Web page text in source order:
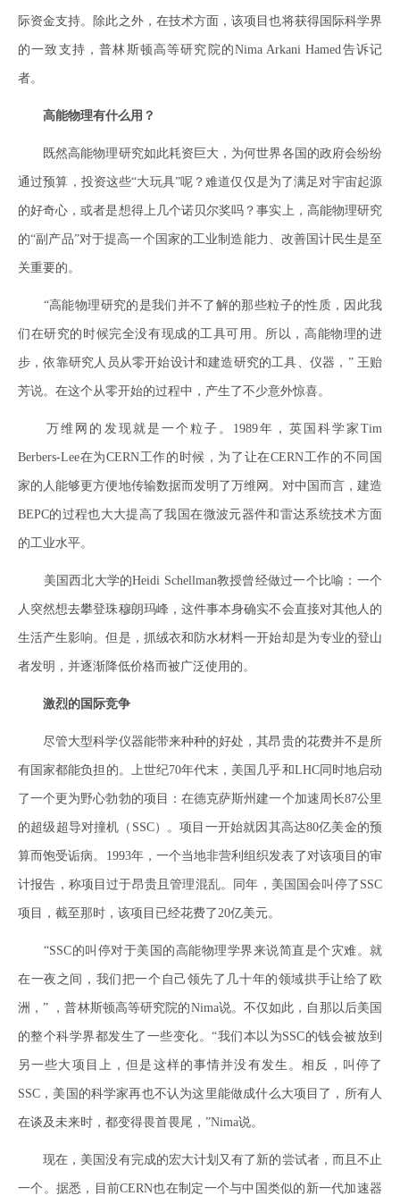
际资金支持。除此之外，在技术方面，该项目也将获得国际科学界
的一致支持，普林斯顿高等研究院的Nima Arkani Hamed告诉记
者。
高能物理有什么用？
既然高能物理研究如此耗资巨大，为何世界各国的政府会纷纷
通过预算，投资这些“大玩具”呢？难道仅仅是为了满足对宇宙起源
的好奇心，或者是想得上几个诺贝尔奖吗？事实上，高能物理研究
的“副产品”对于提高一个国家的工业制造能力、改善国计民生是至
关重要的。
“高能物理研究的是我们并不了解的那些粒子的性质，因此我
们在研究的时候完全没有现成的工具可用。所以，高能物理的进
步，依靠研究人员从零开始设计和建造研究的工具、仪器，” 王贻
芳说。在这个从零开始的过程中，产生了不少意外惊喜。
万维网的发现就是一个粒子。1989年，英国科学家Tim
Berbers-Lee在为CERN工作的时候，为了让在CERN工作的不同国
家的人能够更方便地传输数据而发明了万维网。对中国而言，建造
BEPC的过程也大大提高了我国在微波元器件和雷达系统技术方面
的工业水平。
美国西北大学的Heidi Schellman教授曾经做过一个比喻：一个
人突然想去攀登珠穆朗玛峰，这件事本身确实不会直接对其他人的
生活产生影响。但是，抓绒衣和防水材料一开始却是为专业的登山
者发明，并逐渐降低价格而被广泛使用的。
激烈的国际竞争
尽管大型科学仪器能带来种种的好处，其昂贵的花费并不是所
有国家都能负担的。上世纪70年代末，美国几乎和LHC同时地启动
了一个更为野心勃勃的项目：在德克萨斯州建一个加速周长87公里
的超级超导对撞机（SSC）。项目一开始就因其高达80亿美金的预
算而饱受诟病。1993年，一个当地非营利组织发表了对该项目的审
计报告，称项目过于昂贵且管理混乱。同年，美国国会叫停了SSC
项目，截至那时，该项目已经花费了20亿美元。
“SSC的叫停对于美国的高能物理学界来说简直是个灾难。就
在一夜之间，我们把一个自己领先了几十年的领域拱手让给了欧
洲，” ，普林斯顿高等研究院的Nima说。不仅如此，自那以后美国
的整个科学界都发生了一些变化。“我们本以为SSC的钱会被放到
另一些大项目上，但是这样的事情并没有发生。相反，叫停了
SSC，美国的科学家再也不认为这里能做成什么大项目了，所有人
在谈及未来时，都变得畏首畏尾，”Nima说。
现在，美国没有完成的宏大计划又有了新的尝试者，而且不止
一个。据悉，目前CERN也在制定一个与中国类似的新一代加速器